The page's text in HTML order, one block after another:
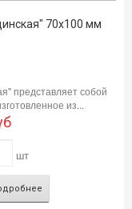
70х100 мм
представляет собой
из...
шт